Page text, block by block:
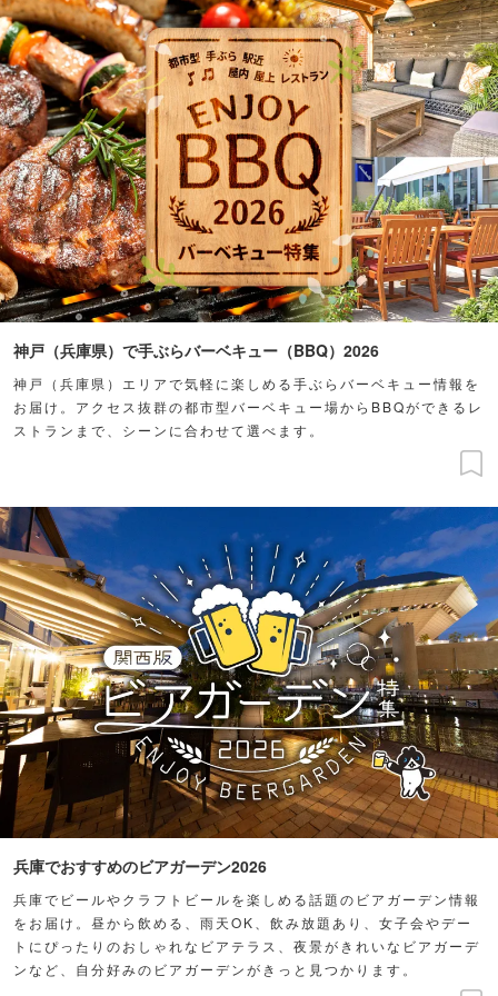
神戸（兵庫県）で手ぶらバーベキュー（BBQ）2026
神戸（兵庫県）エリアで気軽に楽しめる手ぶらバーベキュー情報を
お届け。アクセス抜群の都市型バーベキュー場からBBQができるレ
ストランまで、シーンに合わせて選べます。
兵庫でおすすめのビアガーデン2026
兵庫でビールやクラフトビールを楽しめる話題のビアガーデン情報
をお届け。昼から飲める、雨天OK、飲み放題あり、女子会やデー
トにぴったりのおしゃれなビアテラス、夜景がきれいなビアガーデ
ンなど、自分好みのビアガーデンがきっと見つかります。